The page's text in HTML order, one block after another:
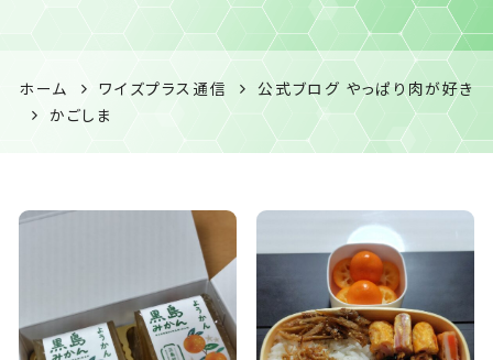
品表示の専門コンサル
ホーム ワイズプラス通信
公式ブログ やっぱり肉が好き
かごしま